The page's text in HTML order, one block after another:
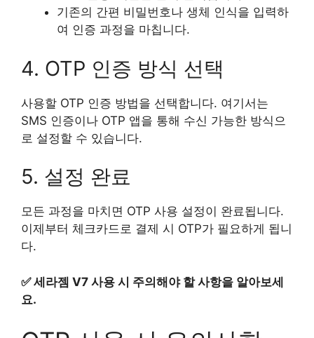
기존의 간편 비밀번호나 생체 인식을 입력하
여 인증 과정을 마칩니다.
4. OTP 인증 방식 선택
사용할 OTP 인증 방법을 선택합니다. 여기서는
SMS 인증이나 OTP 앱을 통해 수신 가능한 방식으
로 설정할 수 있습니다.
5. 설정 완료
모든 과정을 마치면 OTP 사용 설정이 완료됩니다.
이제부터 체크카드로 결제 시 OTP가 필요하게 됩니
다.
✅세라젬 V7 사용 시 주의해야 할 사항을 알아보세
요.